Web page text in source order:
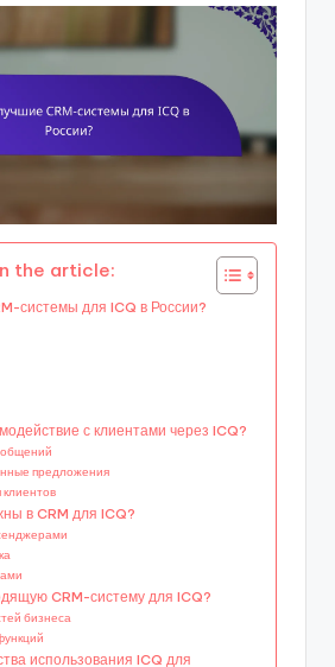
the article:
системы для ICQ в России?
с клиентами через ICQ?
предложения
в CRM для ICQ?
CRM-систему для ICQ?
бизнеса
использования ICQ для